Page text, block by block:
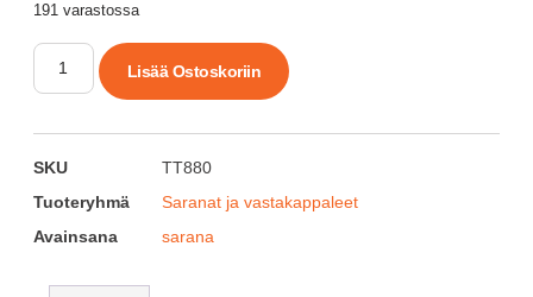
191 varastossa
Lisää Ostoskoriin
SKU
TT880
Tuoteryhmä
Saranat ja vastakappaleet
Avainsana
sarana